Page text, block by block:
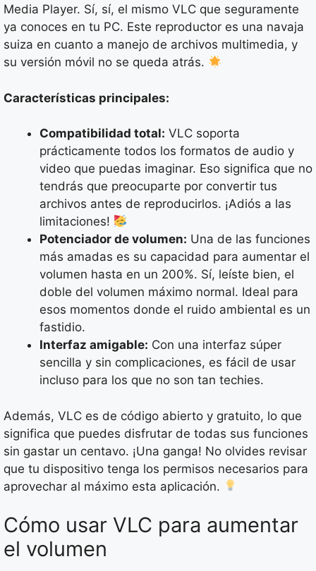
Media Player. Sí, sí, el mismo VLC que seguramente
ya conoces en tu PC. Este reproductor es una navaja
suiza en cuanto a manejo de archivos multimedia, y
su versión móvil no se queda atrás.
Características principales:
Compatibilidad total: VLC soporta
prácticamente todos los formatos de audio y
video que puedas imaginar. Eso significa que no
tendrás que preocuparte por convertir tus
archivos antes de reproducirlos. ¡Adiós a las
limitaciones!
Potenciador de volumen: Una de las funciones
más amadas es su capacidad para aumentar el
volumen hasta en un 200%. Sí, leíste bien, el
doble del volumen máximo normal. Ideal para
esos momentos donde el ruido ambiental es un
fastidio.
Interfaz amigable: Con una interfaz súper
sencilla y sin complicaciones, es fácil de usar
incluso para los que no son tan techies.
Además, VLC es de código abierto y gratuito, lo que
significa que puedes disfrutar de todas sus funciones
sin gastar un centavo. ¡Una ganga! No olvides revisar
que tu dispositivo tenga los permisos necesarios para
aprovechar al máximo esta aplicación.
Cómo usar VLC para aumentar
el volumen